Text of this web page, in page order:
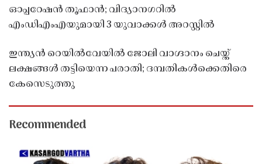
ഓപ്പറേഷൻ തൂഫാൻ; വിദ്യാനഗറിൽ
എംഡിഎംഎയുമായി 3 യുവാക്കൾ അറസ്റ്റിൽ
ഇന്ത്യൻ റെയിൽവേയിൽ ജോലി വാഗ്ദാനം ചെയ്ത്
ലക്ഷങ്ങൾ തട്ടിയെന്ന പരാതി; ദമ്പതികൾക്കെതിരെ
കേസെടുത്തു
Recommended